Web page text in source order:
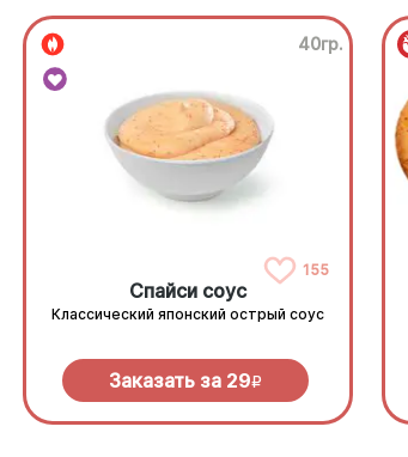
40гр.
155
Спайси соус
Классический японский острый соус
Заказать за 29R